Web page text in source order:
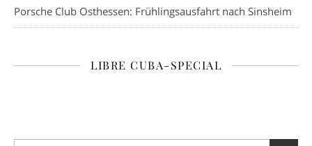
Porsche Club Osthessen: Frühlingsausfahrt nach Sinsheim
LIBRE CUBA-SPECIAL